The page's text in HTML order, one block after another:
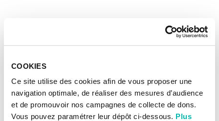
COOKIES
Ce site utilise des cookies afin de vous proposer une
navigation optimale, de réaliser des mesures d’audience
et de promouvoir nos campagnes de collecte de dons.
Vous pouvez paramétrer leur dépôt ci-dessous. Plus